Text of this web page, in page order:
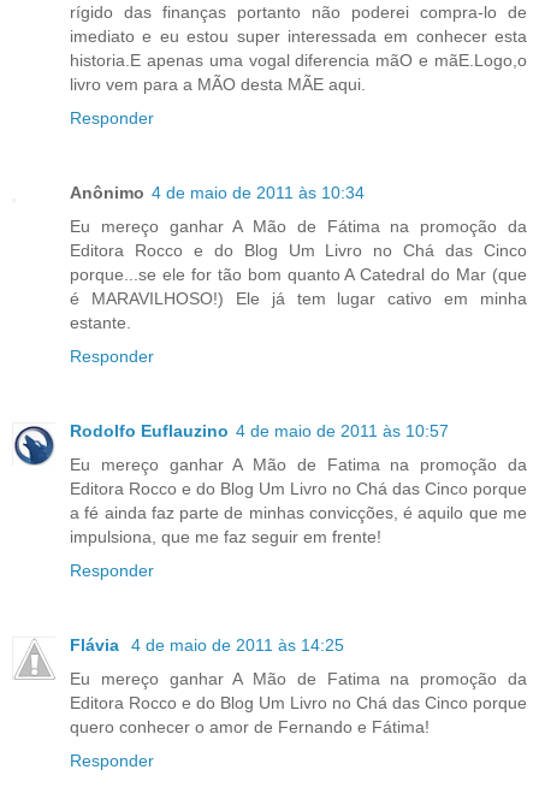
rígido das finanças portanto não poderei compra-lo de
imediato e eu estou super interessada em conhecer esta
historia.E apenas uma vogal diferencia mãO e mãE.Logo,o
livro vem para a MÃO desta MÃE aqui.
Responder
Anônimo 4 de maio de 2011 às 10:34
Eu mereço ganhar A Mão de Fátima na promoção da
Editora Rocco e do Blog Um Livro no Chá das Cinco
porque...se ele for tão bom quanto A Catedral do Mar (que
é MARAVILHOSO!) Ele já tem lugar cativo em minha
estante.
Responder
Rodolfo Euflauzino 4 de maio de 2011 às 10:57
Eu mereço ganhar A Mão de Fatima na promoção da
Editora Rocco e do Blog Um Livro no Chá das Cinco porque
a fé ainda faz parte de minhas convicções, é aquilo que me
impulsiona, que me faz seguir em frente!
Responder
Flávia
4 de maio de 2011 às 14:25
Eu mereço ganhar A Mão de Fatima na promoção da
Editora Rocco e do Blog Um Livro no Chá das Cinco porque
quero conhecer o amor de Fernando e Fátima!
Responder